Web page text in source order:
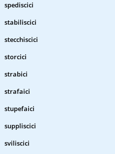
spediscici
stabiliscici
stecchiscici
storcici
strabici
strafaici
stupefaici
suppliscici
sviliscici